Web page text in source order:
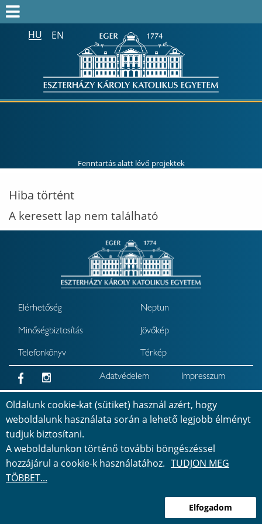
Oldalunk cookie-kat (sütiket) használ azért, hogy
weboldalunk használata során a lehető legjobb élményt
tudjuk biztosítani.
A weboldalunkon történő további böngészéssel
hozzájárul a cookie-k használatához. TUDJON MEG
TÖBBET...
Elfogadom
HU EN
FELVETTEK
Keresés az egész honlapon:
Fenntartás alatt lévő projektek
Hiba történt
A keresett lap nem található
Elérhetőség Neptun
Minőségbiztosítás Jövőkép
Telefonkönyv Térkép
Adatvédelem Impresszum
Akadálymentesítési
nyilatkozat
©2026 Minden jog fenntartva